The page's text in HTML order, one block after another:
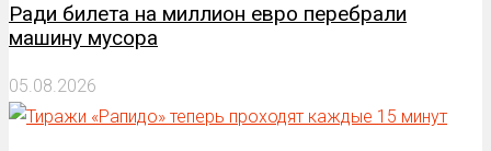
Ради билета на миллион евро перебрали
машину мусора
05.08.2026